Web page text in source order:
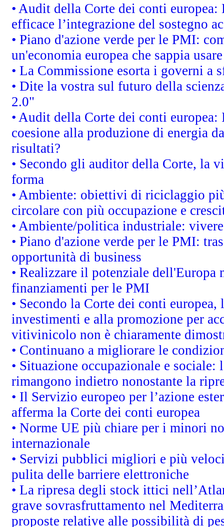
• Audit della Corte dei conti
efficace l’integrazione del sostegno
• Piano d'azione verde per le PMI:
un'economia europea che sappia
• La Commissione esorta i governi
• Dite la vostra sul futuro della
2.0"
• Audit della Corte dei conti
coesione alla produzione di energia
risultati?
• Secondo gli auditor della Corte, la
forma
• Ambiente: obiettivi di riciclaggio
circolare con più occupazione e
• Ambiente/politica industriale:
• Piano d'azione verde per le PMI:
opportunità di business
• Realizzare il potenziale
finanziamenti per le PMI
• Secondo la Corte dei conti
investimenti e alla promozione per
vitivinicolo non è chiaramente
• Continuano a migliorare le
• Situazione occupazionale e
rimangono indietro nonostante la
• Il Servizio europeo per l’azione
afferma la Corte dei conti europea
• Norme UE più chiare per i minori
internazionale
• Servizi pubblici migliori e più
pulita delle barriere elettroniche
• La ripresa degli stock ittici
grave sovrasfruttamento nel
proposte relative alle possibilità di